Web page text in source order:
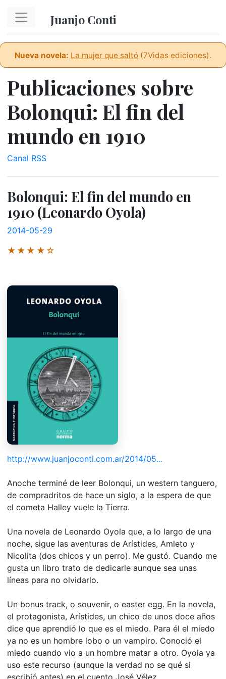
Juanjo Conti
Nueva novela: La mujer que saltó (7Vidas ediciones).
Publicaciones sobre
Bolonqui: El fin del
mundo en 1910
Canal RSS
Bolonqui: El fin del mundo en
1910 (Leonardo Oyola)
2014-05-29
★★★★☆
http://www.juanjoconti.com.ar/2014/05...
Anoche terminé de leer Bolonqui, un western tanguero,
de compradritos de hace un siglo, a la espera de que
el cometa Halley vuele la Tierra.
Una novela de Leonardo Oyola que, a lo largo de una
noche, sigue las aventuras de Arístides, Amleto y
Nicolita (dos chicos y un perro). Me gustó. Cuando me
gusta un libro trato de dedicarle aunque sea unas
líneas para no olvidarlo.
Un bonus track, o souvenir, o easter egg. En la novela,
el protagonista, Arístides, un chico de unos doce años
dice que aprendió lo que es el miedo. Para él el miedo
ya no es un hombre lobo o un vampiro. Conoció el
miedo cuando vio a un hombre matar a otro. Oyola ya
uso este recurso (aunque la verdad no se qué si